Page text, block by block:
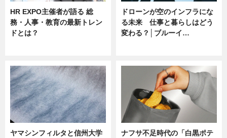
HR EXPO主催者が語る 総
務・人事・教育の最新トレン
ドとは？
ドローンが空のインフラにな
る未来 仕事と暮らしはどう
変わる？│ブルーイ…
ヤマシンフィルタと信州大学
ナフサ不足時代の「白黒ポテ